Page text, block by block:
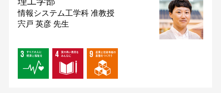
情報システム工学科 准教授
宍戸 英彦 先生